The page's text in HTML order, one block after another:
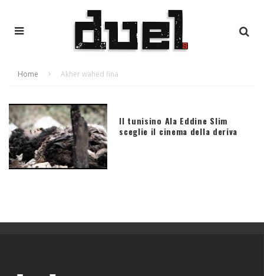
Home Akher wahed fina
Il tunisino Ala Eddine Slim
sceglie il cinema della deriva